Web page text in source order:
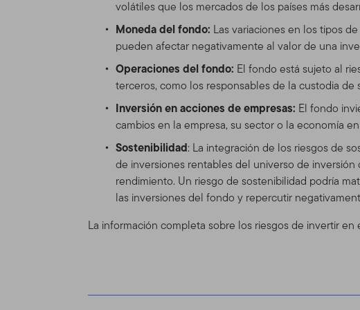
volátiles que los mercados de los países más
Moneda del fondo: Las variaciones en los tipos
pueden afectar negativamente al valor de una
Operaciones del fondo: El fondo está sujeto al
terceros, como los responsables de la custodia
Inversión en acciones de empresas: El fondo
cambios en la empresa, su sector o la economía
Sostenibilidad: La integración de los riesgos de
de inversiones rentables del universo de
rendimiento. Un riesgo de sostenibilidad podría
las inversiones del fondo y repercutir
La información completa sobre los riesgos de invertir
herramientas e informaciones
versión de las Condiciones de Uso
cambiar el Sitio y las Condiciones
se mostrará en la Tabla de
actualizadas, se verá sujeto a las
Espónsor del Sitio
El Sitio se provee como un servicio
Distributors, Ltd. (“TGAL”) (En
adelante "Fondo(s)"). Franklin
Franklin Templeton Investments. A
Franklin Mutual Series y a cuentas
profesionales e